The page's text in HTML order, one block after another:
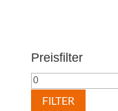
Preisfilter
Min.
PreisFILTER